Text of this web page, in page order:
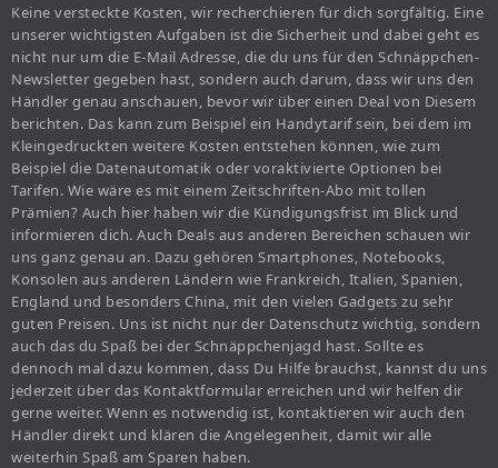
Keine versteckte Kosten, wir recherchieren für dich sorgfältig. Eine
unserer wichtigsten Aufgaben ist die Sicherheit und dabei geht es
nicht nur um die E-Mail Adresse, die du uns für den Schnäppchen-
Newsletter gegeben hast, sondern auch darum, dass wir uns den
Händler genau anschauen, bevor wir über einen Deal von Diesem
berichten. Das kann zum Beispiel ein Handytarif sein, bei dem im
Kleingedruckten weitere Kosten entstehen können, wie zum
Beispiel die Datenautomatik oder voraktivierte Optionen bei
Tarifen. Wie wäre es mit einem Zeitschriften-Abo mit tollen
Prämien? Auch hier haben wir die Kündigungsfrist im Blick und
informieren dich. Auch Deals aus anderen Bereichen schauen wir
uns ganz genau an. Dazu gehören Smartphones, Notebooks,
Konsolen aus anderen Ländern wie Frankreich, Italien, Spanien,
England und besonders China, mit den vielen Gadgets zu sehr
guten Preisen. Uns ist nicht nur der Datenschutz wichtig, sondern
auch das du Spaß bei der Schnäppchenjagd hast. Sollte es
dennoch mal dazu kommen, dass Du Hilfe brauchst, kannst du uns
jederzeit über das Kontaktformular erreichen und wir helfen dir
gerne weiter. Wenn es notwendig ist, kontaktieren wir auch den
Händler direkt und klären die Angelegenheit, damit wir alle
weiterhin Spaß am Sparen haben.